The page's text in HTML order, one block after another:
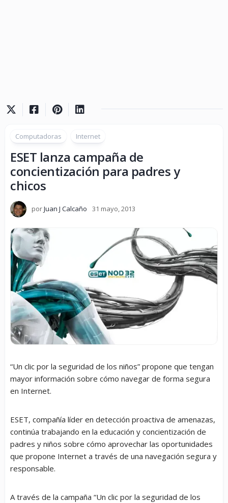
Computadoras Internet
ESET lanza campaña de
concientización para padres y
chicos
porJuan J Calcaño 31 mayo, 2013
“Un clic por la seguridad de los niños” propone que tengan
mayor información sobre cómo navegar de forma segura
en Internet.
ESET, compañía líder en detección proactiva de amenazas,
continúa trabajando en la educación y concientización de
padres y niños sobre cómo aprovechar las oportunidades
que propone Internet a través de una navegación segura y
responsable.
A través de la campaña “Un clic por la seguridad de los